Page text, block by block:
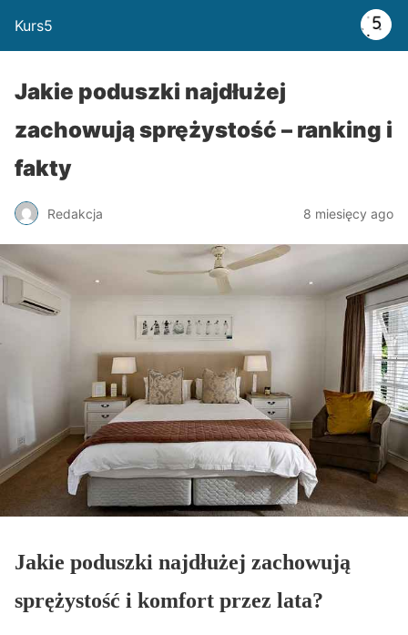
Kurs5
Jakie poduszki najdłużej
zachowują sprężystość – ranking i
fakty
Redakcja 8 miesięcy ago
Jakie poduszki najdłużej zachowują
sprężystość i komfort przez lata?